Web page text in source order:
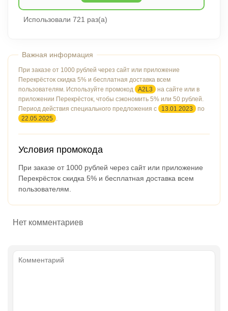
Использовали 721 раз(а)
При заказе от 1000 рублей через сайт или приложение
Перекрёсток скидка 5% и бесплатная доставка всем
пользователям. Используйте промокод
A2L3
на сайте или в
приложении Перекрёсток, чтобы сэкономить 5% или 50 рублей.
Период действия специального предложения с
13.01.2023
по
22.05.2025 .
Условия промокода
При заказе от 1000 рублей через сайт или приложение
Перекрёсток скидка 5% и бесплатная доставка всем
пользователям.
Нет комментариев